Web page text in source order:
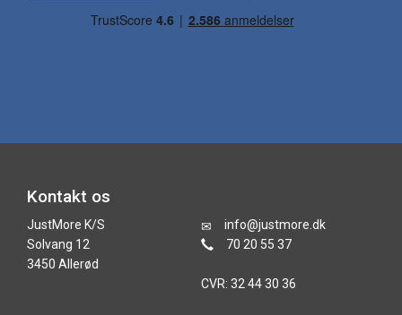
Kontakt os
JustMore K/S
Solvang 12
3450 Allerød
info@justmore.dk
70 20 55 37
CVR: 32 44 30 36